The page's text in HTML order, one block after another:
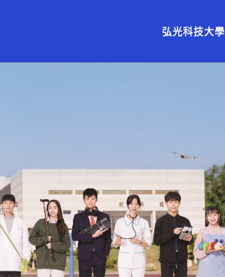
(current)
(current)
弘光科技大學